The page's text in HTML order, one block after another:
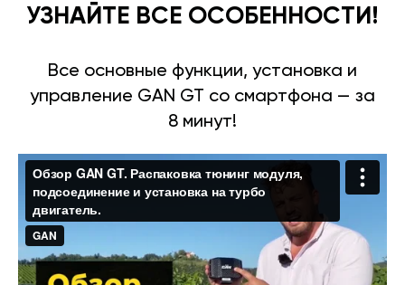
УЗНАЙТЕ ВСЕ ОСОБЕННОСТИ!
Все основные функции, установка и
управление GAN GT со смартфона — за
8 минут!